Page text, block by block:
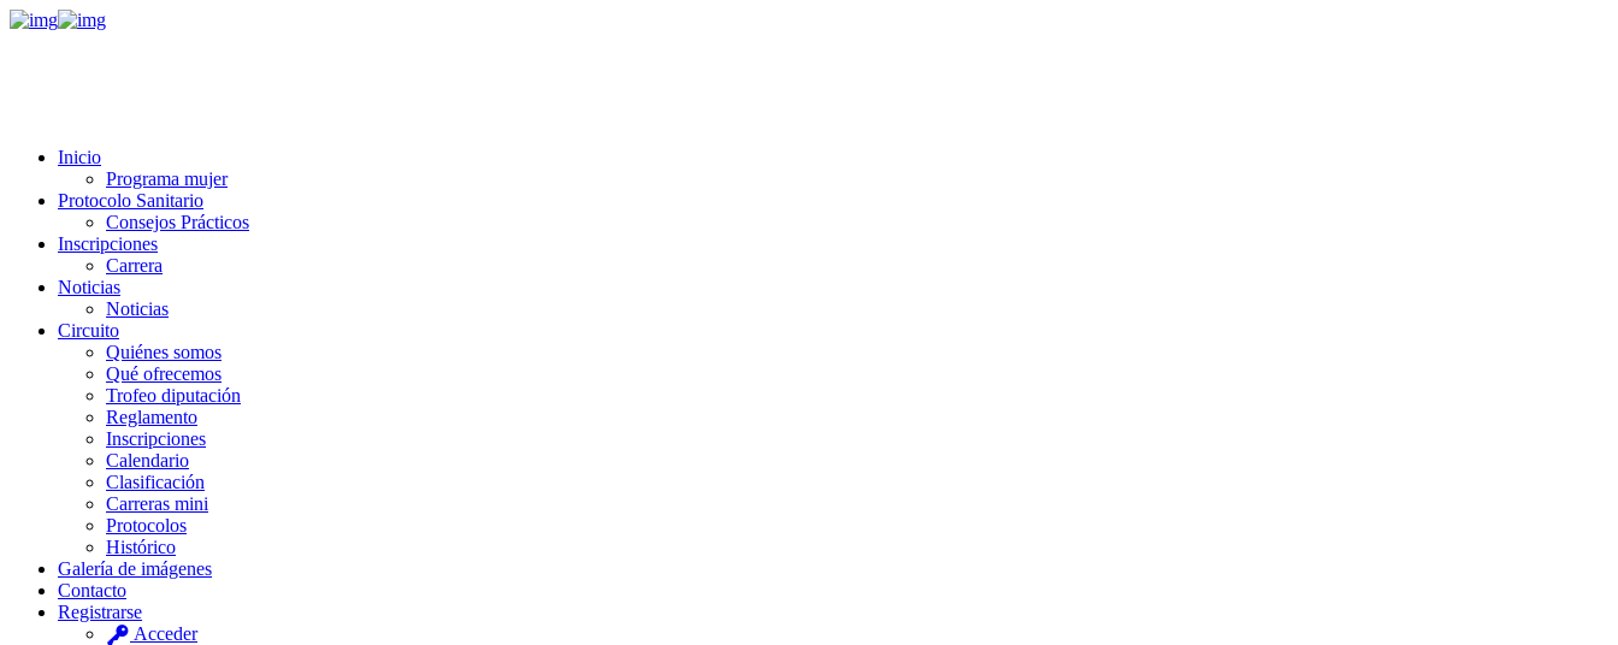
Inicio
Programa mujer
Protocolo Sanitario
Consejos Prácticos
Inscripciones
Carrera
Noticias
Noticias
Circuito
Quiénes somos
Qué ofrecemos
Trofeo diputación
Reglamento
Inscripciones
Calendario
Clasificación
Carreras mini
Protocolos
Histórico
Galería de imágenes
Contacto
Registrarse
Acceder